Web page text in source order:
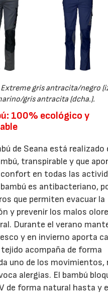
gris antracita/negro
gris antracita (dcha.).
100% ecológico y
de Seana está realizado
transpirable y que
en todas las
es antibacteriano,
que permiten evacuar la
y prevenir los malos
Durante el verano
y en invierno aporta
acompaña de forma
uno de los movimientos,
alergias. El bambú
de forma natural hasta y